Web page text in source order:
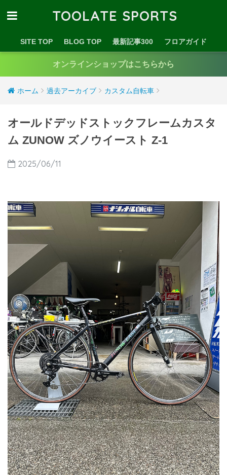
TOOLATE SPORTS
SITE TOP BLOG TOP 最新記事300 フロアガイド
オンラインショップはこちらから
ホーム 過去アーカイブ カスタム自転車
オールドデッドストックフレームカスタ
ム ZUNOW ズノウイースト Z-1
2025/06/11